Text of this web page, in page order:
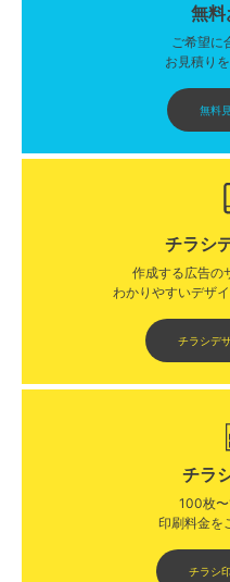
無料
ご希望に
お見積り
無料
チラシ
作成する広告の
わかりやすいデザ
チラシデ
チラ
100枚
印刷料金を
チラシ